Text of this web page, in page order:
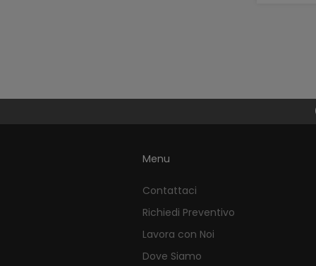
Menu
Contattaci
Richiedi Preventivo
Lavora con Noi
Dove Siamo